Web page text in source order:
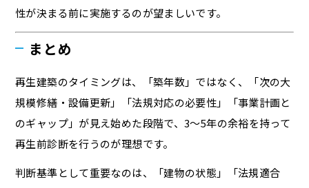
性が決まる前に実施するのが望ましいです。
まとめ
再生建築のタイミングは、「築年数」ではなく、「次の大
規模修繕・設備更新」「法規対応の必要性」「事業計画と
のギャップ」が見え始めた段階で、3〜5年の余裕を持って
再生前診断を行うのが理想です。
判断基準として重要なのは、「建物の状態」「法規適合